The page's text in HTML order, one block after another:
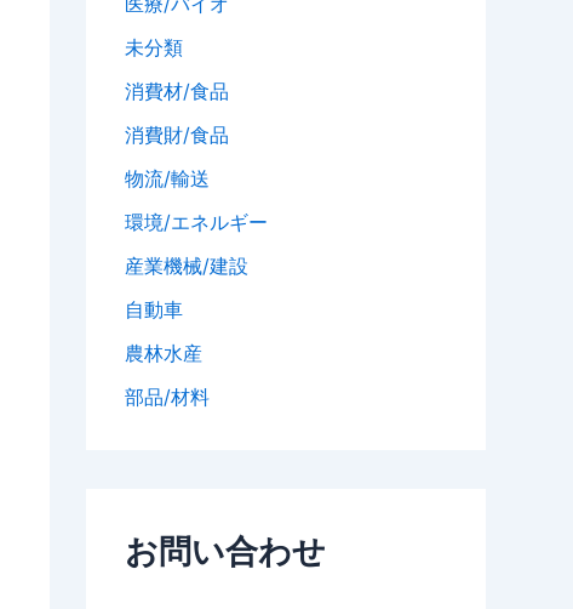
未分類
消費材/食品
消費財/食品
物流/輸送
環境/エネルギー
産業機械/建設
自動車
農林水産
部品/材料
お問い合わせ